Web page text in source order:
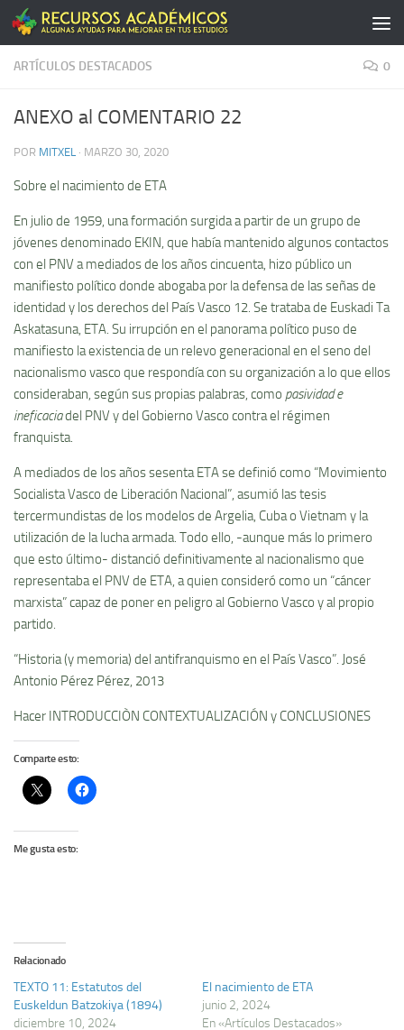
Saltar al contenido
ARTÍCULOS DESTACADOS 0
ANEXO al COMENTARIO 22
POR MITXEL · MARZO 30, 2020
Sobre el nacimiento de ETA
En julio de 1959, una formación surgida a partir de un grupo de
jóvenes denominado EKIN, que había mantenido algunos contactos
con el PNV a mediados de los años cincuenta, hizo público un
manifiesto político donde abogaba por la defensa de las señas de
identidad y los derechos del País Vasco 12. Se trataba de Euskadi Ta
Askatasuna, ETA. Su irrupción en el panorama político puso de
manifiesto la existencia de un relevo generacional en el seno del
nacionalismo vasco que respondía con su organización a lo que ellos
consideraban, según sus propias palabras, como pasividad e
ineficaciadel PNV y del Gobierno Vasco contra el régimen
franquista.
A mediados de los años sesenta ETA se definió como “Movimiento
Socialista Vasco de Liberación Nacional”, asumió las tesis
tercermundistas de los modelos de Argelia, Cuba o Vietnam y la
utilización de la lucha armada. Todo ello, -aunque más lo primero
que esto último- distanció definitivamente al nacionalismo que
representaba el PNV de ETA, a quien consideró como un “cáncer
marxista” capaz de poner en peligro al Gobierno Vasco y al propio
partido.
“Historia (y memoria) del antifranquismo en el País Vasco”. José
Antonio Pérez Pérez, 2013
Hacer INTRODUCCIÒN CONTEXTUALIZACIÓN y CONCLUSIONES
Comparte esto:
Me gusta esto:
Relacionado
TEXTO 11: Estatutos del
Euskeldun Batzokiya (1894)
diciembre 10, 2024
El nacimiento de ETA
junio 2, 2024
En «Artículos Destacados»